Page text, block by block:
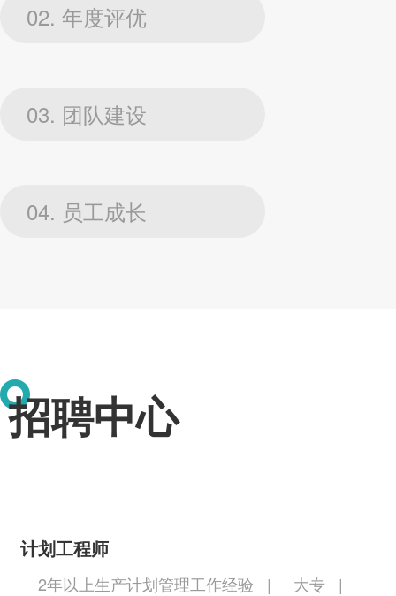
02. 年度评优
03. 团队建设
04. 员工成长
招聘中心
计划工程师
2年以上生产计划管理工作经验 | 大专
|